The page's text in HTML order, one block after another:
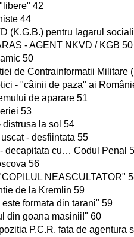
42
44
(K.G.B.) pentru lagarul
- AGENT NKVD / KGB 50
50
de Contrainformatii Militare
- "câinii de paza" ai
de aparare 51
53
la sol 54
- desfiintata 55
decapitata cu… Codul Penal
56
NEASCULTATOR"
de la Kremlin 59
formata din tarani" 59
din goana masinii!" 60
P.C.R. fata de agentura